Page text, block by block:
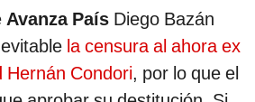
Avanza País Diego Bazán
la censura al ahora ex
Hernán Condori, por lo que el